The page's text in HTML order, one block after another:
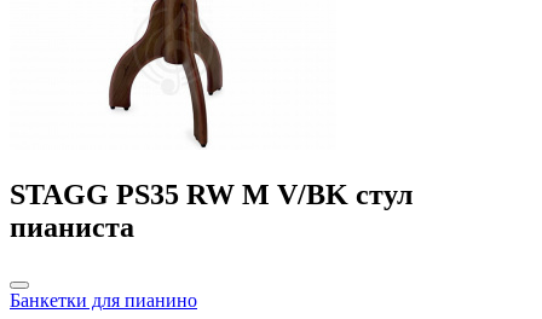
STAGG PS35 RW M V/BK стул
пианиста
Банкетки для пианино